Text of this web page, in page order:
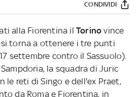
CONDIVIDI
alla Fiorentina il Torinovince
torna a ottenere i tre punti
settembre contro il Sassuolo).
la squadra di Juric
le reti di Singo e dell'ex Praet,
da Roma e Fiorentina, in